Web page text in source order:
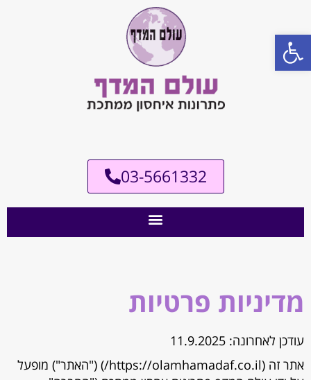
03-5661332
מדיניות פרטיות
עודכן לאחרונה: 11.9.2025
אתר זה (https://olamhamadaf.co.il/) ("האתר") מופעל
פתח סרגל נגישות